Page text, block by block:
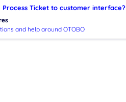
Process Ticket to customer interface?
and help around OTOBO